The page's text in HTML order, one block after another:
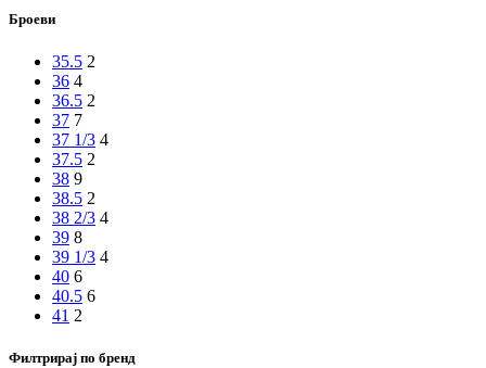
Броеви
35.5 2
36 4
36.5 2
37 7
37 1/3 4
37.5 2
38 9
38.5 2
38 2/3 4
39 8
39 1/3 4
40 6
40.5 6
41 2
Филтрирај по бренд